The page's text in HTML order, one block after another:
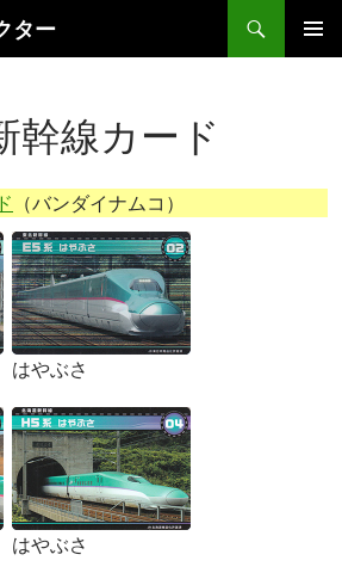
ター
幹線カード
（バンダイナムコ）
はやぶさ
はやぶさ